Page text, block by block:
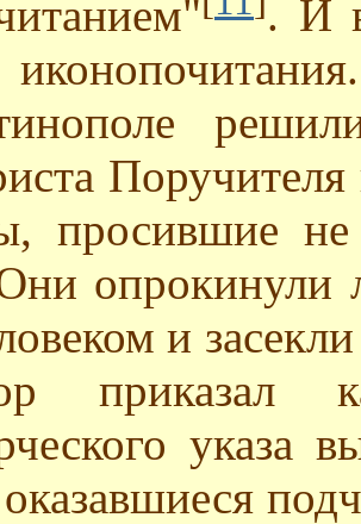
. И
просившие не
опрокинули
и
приказал
указа